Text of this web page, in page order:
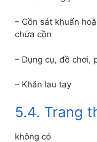
– Cồn sát khuẩn
chứa cồn
– Dụng cụ, đồ chơi,
– Khăn lau tay
5.4. Trang
không có